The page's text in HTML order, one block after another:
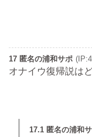
17 匿名の浦和サポ
オナイウ復帰説は
17.1 匿名の浦和